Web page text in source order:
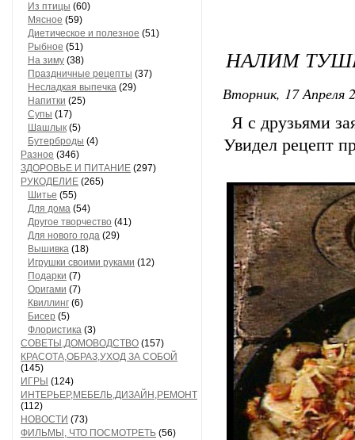
Из птицы (60)
Мясное (59)
Диетическое и полезное (51)
Рыбное (51)
На зиму (38)
Праздничные рецепты (37)
Несладкая выпечка (29)
Напитки (25)
Супы (17)
Шашлык (5)
Бутерброды (4)
Разное (346)
ЗДОРОВЬЕ И ПИТАНИЕ (297)
РУКОДЕЛИЕ (265)
Шитье (55)
Для дома (54)
Другое творчество (41)
Для нового года (29)
Вышивка (18)
Игрушки своими руками (12)
Подарки (7)
Оригами (7)
Квиллинг (6)
Бисер (5)
Флористика (3)
СОВЕТЫ,ДОМОВОДСТВО (157)
КРАСОТА,ОБРАЗ,УХОД ЗА СОБОЙ
(145)
ИГРЫ (124)
ИНТЕРЬЕР,МЕБЕЛЬ,ДИЗАЙН,РЕМОНТ
(112)
НОВОСТИ (73)
ФИЛЬМЫ, ЧТО ПОСМОТРЕТЬ (56)
НАЛИМ
Вторник, 17 Апреля
Я с друзьями
Увидел рецепт